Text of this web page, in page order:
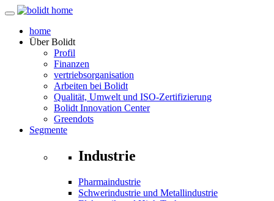
home
ÜberBolidt
Profil
Finanzen
vertriebsorganisation
Arbeiten bei Bolidt
Qualität, Umwelt und ISO-Zertifizierung
Bolidt Innovation Center
Greendots
Segmente
Industrie
Pharmaindustrie
Schwerindustrie und Metallindustrie